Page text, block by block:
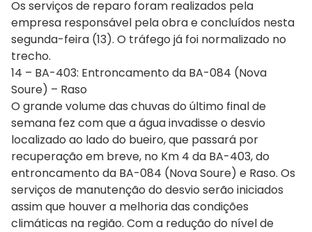
Os serviços de reparo foram realizados pela
empresa responsável pela obra e concluídos nesta
segunda-feira (13). O tráfego já foi normalizado no
trecho.
14 – BA-403: Entroncamento da BA-084 (Nova
Soure) – Raso
O grande volume das chuvas do último final de
semana fez com que a água invadisse o desvio
localizado ao lado do bueiro, que passará por
recuperação em breve, no Km 4 da BA-403, do
entroncamento da BA-084 (Nova Soure) e Raso. Os
serviços de manutenção do desvio serão iniciados
assim que houver a melhoria das condições
climáticas na região. Com a redução do nível de